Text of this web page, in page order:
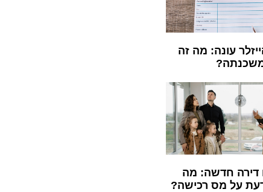
עונה: מה זה
דירה חדשה: מה
על מס רכישה?